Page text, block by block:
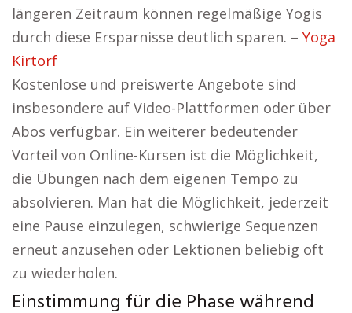
längeren Zeitraum können regelmäßige Yogis
durch diese Ersparnisse deutlich sparen. – Yoga
Kirtorf
Kostenlose und preiswerte Angebote sind
insbesondere auf Video-Plattformen oder über
Abos verfügbar. Ein weiterer bedeutender
Vorteil von Online-Kursen ist die Möglichkeit,
die Übungen nach dem eigenen Tempo zu
absolvieren. Man hat die Möglichkeit, jederzeit
eine Pause einzulegen, schwierige Sequenzen
erneut anzusehen oder Lektionen beliebig oft
zu wiederholen.
Einstimmung für die Phase während